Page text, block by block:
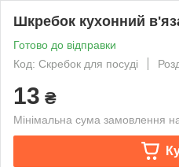
Шкребок кухонний
Готово до відправки
Код: Скребок для посуді
13 ₴
Мінімальна сума замовлення